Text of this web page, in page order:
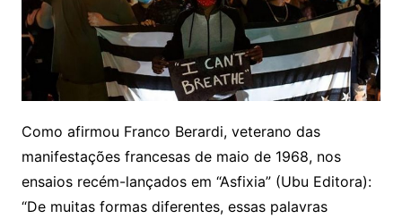
Como afirmou Franco Berardi, veterano das
manifestações francesas de maio de 1968, nos
ensaios recém-lançados em “Asfixia” (Ubu Editora):
“De muitas formas diferentes, essas palavras